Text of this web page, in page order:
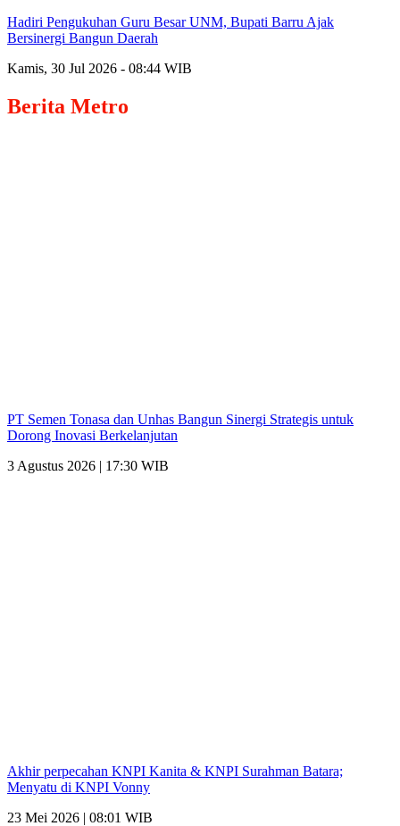
Hadiri Pengukuhan Guru Besar UNM, Bupati Barru Ajak
Bersinergi Bangun Daerah
Kamis, 30 Jul 2026 - 08:44 WIB
Berita Metro
PT Semen Tonasa dan Unhas Bangun Sinergi Strategis untuk
Dorong Inovasi Berkelanjutan
3 Agustus 2026 | 17:30 WIB
Akhir perpecahan KNPI Kanita & KNPI Surahman Batara;
Menyatu di KNPI Vonny
23 Mei 2026 | 08:01 WIB